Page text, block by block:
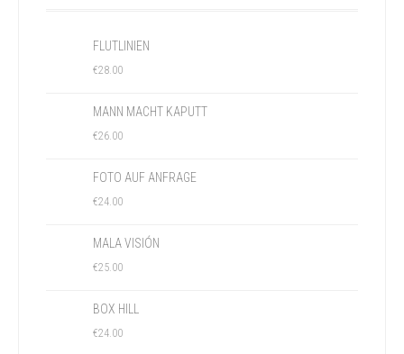
FLUTLINIEN
€28.00
MANN MACHT KAPUTT
€26.00
FOTO AUF ANFRAGE
€24.00
MALA VISIÓN
€25.00
BOX HILL
€24.00